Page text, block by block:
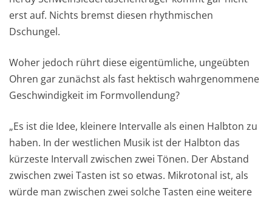
erst auf. Nichts bremst diesen rhythmischen
Dschungel.
Woher jedoch rührt diese eigentümliche, ungeübten
Ohren gar zunächst als fast hektisch wahrgenommene
Geschwindigkeit im Formvollendung?
„Es ist die Idee, kleinere Intervalle als einen Halbton zu
haben. In der westlichen Musik ist der Halbton das
kürzeste Intervall zwischen zwei Tönen. Der Abstand
zwischen zwei Tasten ist so etwas. Mikrotonal ist, als
würde man zwischen zwei solche Tasten eine weitere